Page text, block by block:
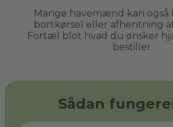
Mange havemænd kan
bortkørsel eller afhentning
Fortæl blot hvad du ønsker
bestiller.
Sådan